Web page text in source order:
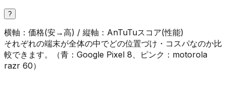
?
横軸：価格(安→高) / 縦軸：AnTuTuスコア(性能)
それぞれの端末が全体の中でどの位置づけ・コスパなのか比
較できます。（青 ： Google Pixel 8 ピンク ： motorola
razr 60）